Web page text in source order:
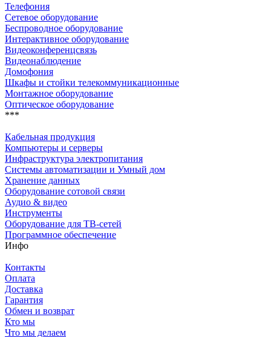
Телефония
Сетевое оборудование
Беспроводное оборудование
Интерактивное оборудование
Видеоконференцсвязь
Видеонаблюдение
Домофония
Шкафы и стойки телекоммуникационные
Монтажное оборудование
Оптическое оборудование
***
Кабельная продукция
Компьютеры и серверы
Инфраструктура электропитания
Системы автоматизации и Умный дом
Хранение данных
Оборудование сотовой связи
Аудио & видео
Инструменты
Оборудование для ТВ-сетей
Программное обеспечение
Инфо
Контакты
Оплата
Доставка
Гарантия
Обмен и возврат
Кто мы
Что мы делаем